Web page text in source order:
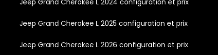
Jeep Grand Cherokee L 2024 configuration et prix
Jeep Grand Cherokee L 2025 configuration et prix
Jeep Grand Cherokee L 2026 configuration et prix